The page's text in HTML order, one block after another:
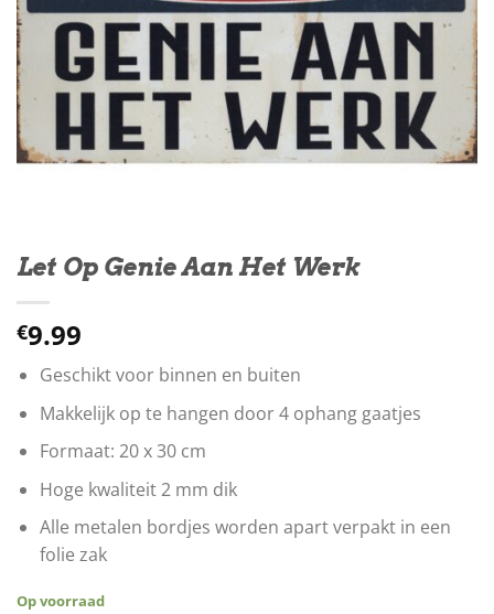
Let Op Genie Aan Het Werk
€9.99
Geschikt voor binnen en buiten
Makkelijk op te hangen door 4 ophang gaatjes
Formaat: 20 x 30 cm
Hoge kwaliteit 2 mm dik
Alle metalen bordjes worden apart verpakt in een
folie zak
Op voorraad